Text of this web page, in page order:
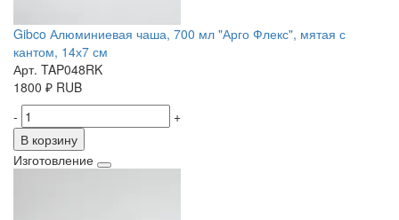
Gibco Алюминиевая чаша, 700 мл "Арго Флекс", мятая с
кантом, 14х7 см
Арт. TAP048RK
1800 ₽ RUB
-
+
В корзину
Изготовление